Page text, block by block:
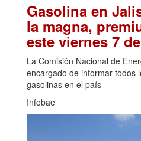
Gasolina en
la magna,
este viernes 7
La Comisión Nacional de
encargado de informar todos
gasolinas en el país
Infobae